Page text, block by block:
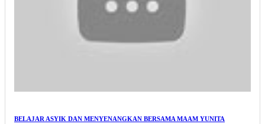
BELAJAR ASYIK DAN MENYENANGKAN BERSAMA MAAM YUNITA